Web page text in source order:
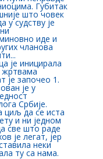
Губитак
што човек
у судству је
иде и
чланова
је иницирала
жртвама
је започео 1.
је у
Србије.
циљ да се иста
и ни једном
све што раде
је легат, јер
неки
ту са нама.